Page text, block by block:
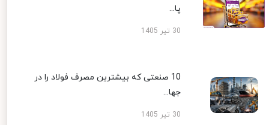
پا...
30 تیر 1405
10 صنعتی که بیشترین مصرف فولاد را در
جها...
30 تیر 1405